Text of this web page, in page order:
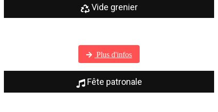
Vide grenier
Plus d'infos
Fête patronale